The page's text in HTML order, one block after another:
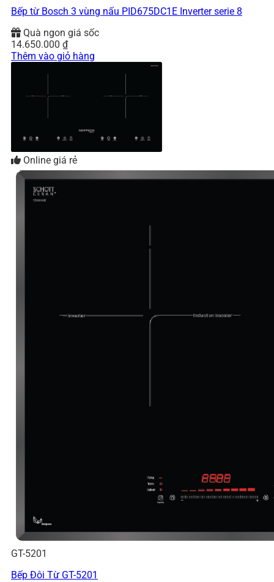
Bếp từ Bosch 3 vùng nấu PID675DC1E Inverter serie 8
Quà ngon giá sốc
14.650.000 ₫
Thêm vào giỏ hàng
Online giá rẻ
GT-5201
Bếp Đôi Từ GT-5201